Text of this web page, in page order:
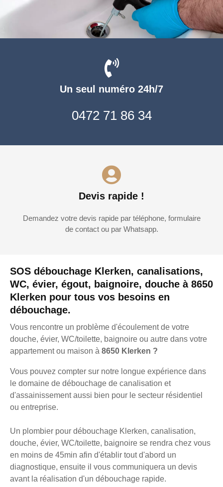
SOS débouchage Klerken, canalisations,
WC, évier, égout, baignoire, douche à 8650
Klerken pour tous vos besoins en
débouchage.
Vous rencontre un problème d'écoulement de votre
douche, évier, WC/toilette, baignoire ou autre dans votre
appartement ou maison à 8650 Klerken ?
Vous pouvez compter sur notre longue expérience dans
le domaine de débouchage de canalisation et
d'assainissement aussi bien pour le secteur résidentiel
ou entreprise.
Un plombier pour débouchage Klerken, canalisation,
douche, évier, WC/toilette, baignoire se rendra chez vous
en moins de 45min afin d'établir tout d'abord un
diagnostique, ensuite il vous communiquera un devis
avant la réalisation d'un débouchage rapide.
Un seul numéro 24h/7
0472 71 86 34
Devis rapide !
Demandez votre devis rapide par téléphone, formulaire
de contact ou par Whatsapp.